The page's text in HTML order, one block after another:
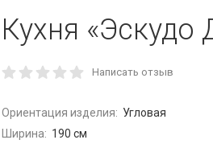
Кухня «Эскудо
Написать отзыв
Ориентация изделия: Угловая
Ширина: 190 см